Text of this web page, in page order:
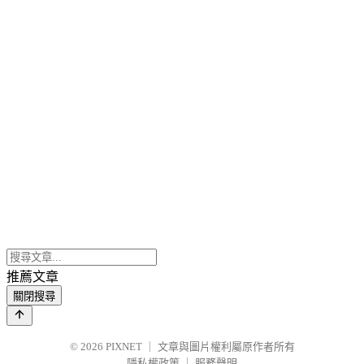
推薦文章
關閉搜尋
© 2026 PIXNET
文章與圖片權利屬原作者所有